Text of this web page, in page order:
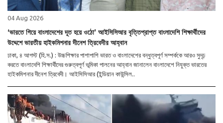
04 Aug 2026
‘ভারতে গিয়ে বাংলাদেশের দূত হয়ে ওঠো’ আইসিসিআর বৃত্তিপ্রাপ্ত বাংলাদেশি শিক্ষার্থীদের
উদ্দেশে ভারতীয় হাইকমিশনার দীনেশ ত্রিবেদীর আহ্বান
ঢাকা, ৪ আগস্ট (হি.স.) : উচ্চশিক্ষার পাশাপাশি ভারত ও বাংলাদেশের বন্ধুত্বপূর্ণ সম্পর্ককে আরও সুদৃঢ়
করতে বাংলাদেশি শিক্ষার্থীদের গুরুত্বপূর্ণ ভূমিকা পালনের আহ্বান জানালেন বাংলাদেশে নিযুক্ত ভারতের
হাইকমিশনার দীনেশ ত্রিবেদী। আইসিসিআর (ইন্ডিয়ান কাউন্সিল..